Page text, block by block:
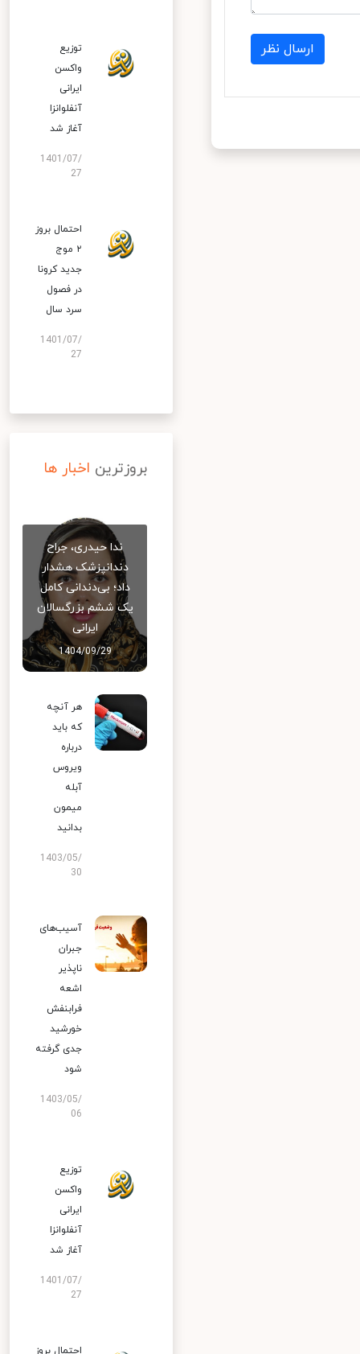
ارسال نظر
توزیع
واکسن
ایرانی
آنفلوانزا
آغاز شد
1401/07/
27
احتمال بروز
۲ موج
جدید کرونا
در فصول
سرد سال
1401/07/
27
بروزترین اخبار ها
ندا حیدری، جراح
دندانپزشک هشدار
داد؛ بی‌دندانی کامل
یک ششم بزرگسالان
ایرانی
1404/09/29
هر آنچه
که باید
درباره
ویروس
آبله
میمون
بدانید
1403/05/
30
آسیب‌های
جبران
ناپذیر
اشعه
فرابنفش
خورشید
جدی گرفته
شود
1403/05/
06
توزیع
واکسن
ایرانی
آنفلوانزا
آغاز شد
1401/07/
27
احتمال بروز